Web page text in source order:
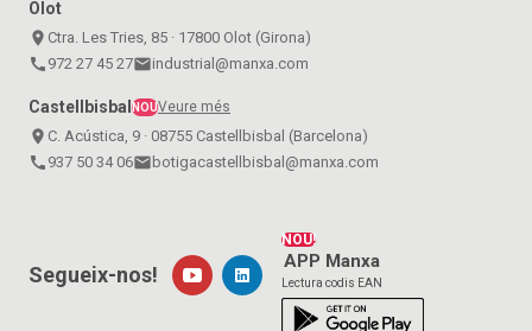
Olot
place Ctra. Les Tries, 85 · 17800 Olot (Girona)
call 972 27 45 27emailindustrial@manxa.com
CastellbisbalNOUVeure més
place C. Acústica, 9 · 08755 Castellbisbal (Barcelona)
call 937 50 34 06emailbotigacastellbisbal@manxa.com
NOU!
APP Manxa
Lectura codis EAN
Segueix-nos!